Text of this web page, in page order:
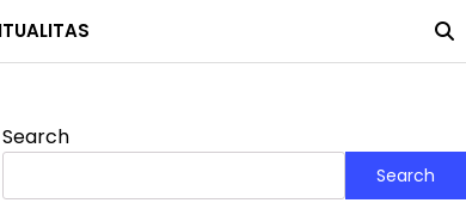
Search
Search